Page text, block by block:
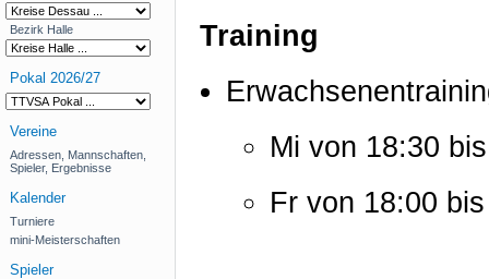
Bezirk Halle
Pokal 2026/27
Vereine
Adressen, Mannschaften,
Spieler, Ergebnisse
Kalender
Turniere
mini-Meisterschaften
Spieler
Training
Mi von 18:30
Fr von 18:00